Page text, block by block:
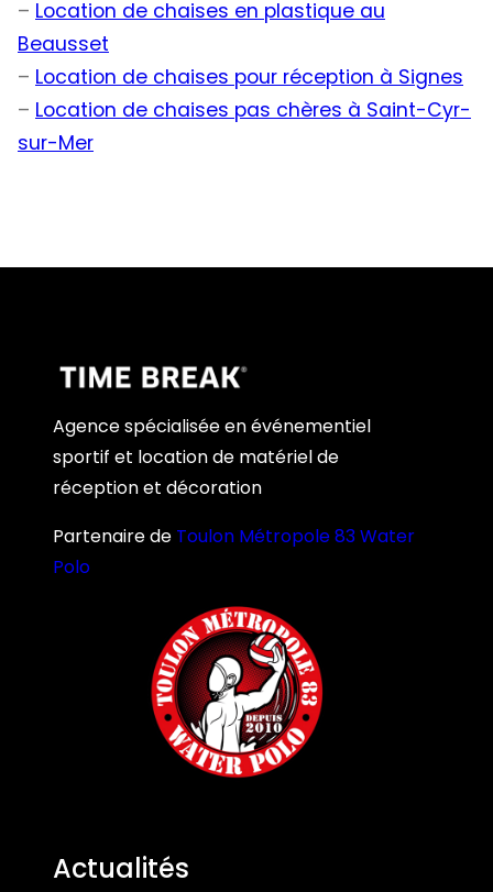
– Location de chaises en plastique au
Beausset
– Location de chaises pour réception à Signes
– Location de chaises pas chères à Saint-Cyr-
sur-Mer
Agence spécialisée en événementiel
sportif et location de matériel de
réception et décoration
Partenaire de Toulon Métropole 83 Water
Polo
Actualités